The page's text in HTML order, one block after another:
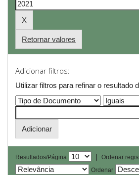
Retornar valores
Adicionar filtros:
Utilizar filtros para refinar o resultado
Resultados/Página |
Ordenar
Ordenar